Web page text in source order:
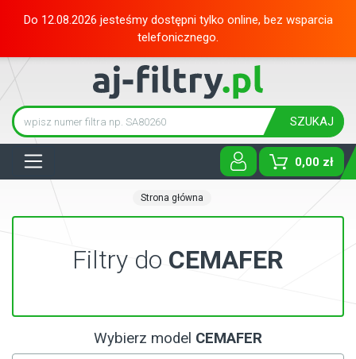
Do 12.08.2026 jesteśmy dostępni tylko online, bez wsparcia
telefonicznego.
SZUKAJ
0,00 zł
Strona główna
Filtry do CEMAFER
Wybierz model CEMAFER